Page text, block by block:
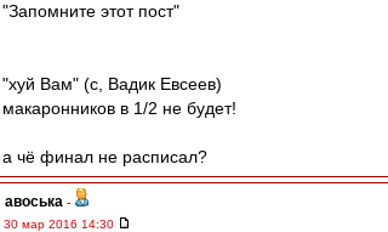
"Запомните этот пост"
"хуй Вам" (с, Вадик Евсеев)
макаронников в 1/2 не будет!
а чё финал не расписал?
авоська -
30 мар 2016 14:30